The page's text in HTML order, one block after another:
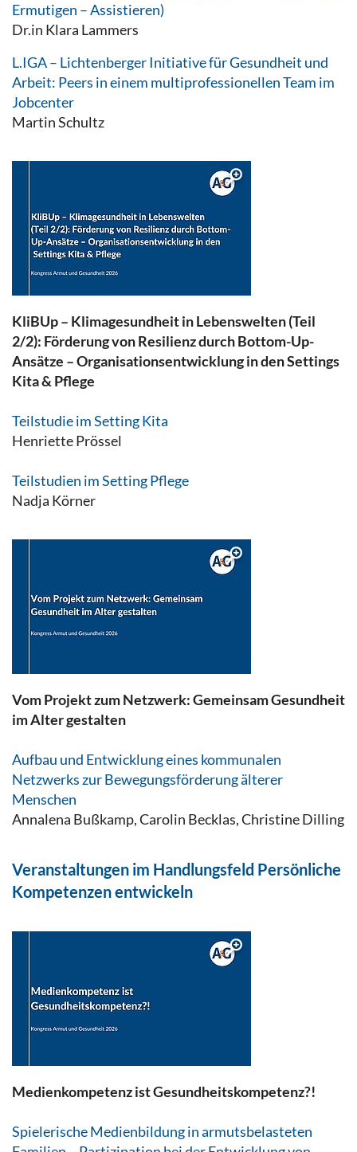
Ermutigen – Assistieren)
Dr.in Klara Lammers
L.IGA – Lichtenberger Initiative für Gesundheit und
Arbeit: Peers in einem multiprofessionellen Team im
Jobcenter
Martin Schultz
KliBUp – Klimagesundheit in Lebenswelten (Teil
2/2): Förderung von Resilienz durch Bottom-Up-
Ansätze – Organisationsentwicklung in den Settings
Kita & Pflege
Teilstudie im Setting Kita
Henriette Prössel
Teilstudien im Setting Pflege
Nadja Körner
Vom Projekt zum Netzwerk: Gemeinsam Gesundheit
im Alter gestalten
Aufbau und Entwicklung eines kommunalen
Netzwerks zur Bewegungsförderung älterer
Menschen
Annalena Bußkamp, Carolin Becklas, Christine Dilling
Veranstaltungen im Handlungsfeld Persönliche
Kompetenzen entwickeln
Medienkompetenz ist Gesundheitskompetenz?!
Spielerische Medienbildung in armutsbelasteten